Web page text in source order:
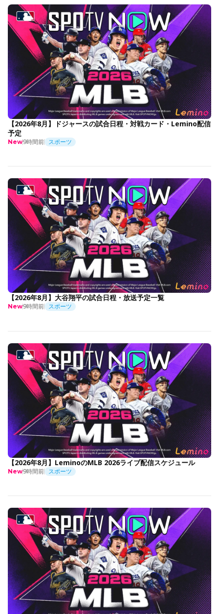
【2026年8月】ドジャースの試合日程・対戦カード・Lemino配信
予定
New9時間前 スポーツ
【2026年8月】大谷翔平の試合日程・放送予定一覧
New9時間前 スポーツ
【2026年8月】LeminoのMLB 2026ライブ配信スケジュール
New9時間前 スポーツ